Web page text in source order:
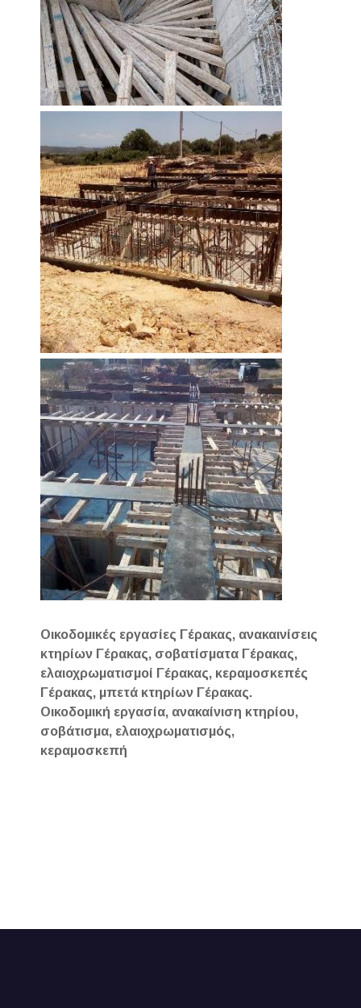
Οικοδομικές εργασίες Γέρακας, ανακαινίσεις
κτηρίων Γέρακας, σοβατίσματα Γέρακας,
ελαιοχρωματισμοί Γέρακας, κεραμοσκεπές
Γέρακας, μπετά κτηρίων Γέρακας.
Οικοδομική εργασία, ανακαίνιση κτηρίου,
σοβάτισμα, ελαιοχρωματισμός,
κεραμοσκεπή